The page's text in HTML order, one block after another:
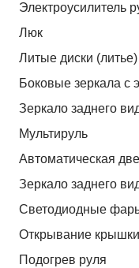
Электроусилитель
Люк
Литые диски (литье)
Боковые зеркала с
Зеркало заднего
Мультируль
Автоматическая
Зеркало заднего
Светодиодные
Открывание
Подогрев руля